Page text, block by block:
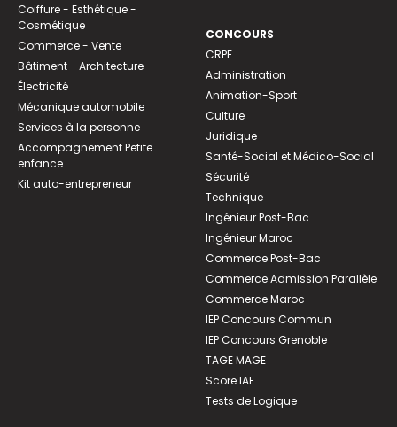
Coiffure - Esthétique -
Cosmétique
Commerce - Vente
Bâtiment - Architecture
Électricité
Mécanique automobile
Services à la personne
Accompagnement Petite
enfance
Kit auto-entrepreneur
CONCOURS
CRPE
Administration
Animation-Sport
Culture
Juridique
Santé-Social et Médico-Social
Sécurité
Technique
Ingénieur Post-Bac
Ingénieur Maroc
Commerce Post-Bac
Commerce Admission Parallèle
Commerce Maroc
IEP Concours Commun
IEP Concours Grenoble
TAGE MAGE
Score IAE
Tests de Logique